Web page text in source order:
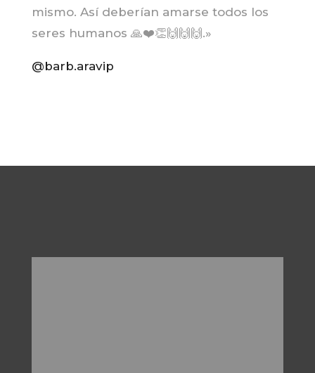
mismo. Así deberían amarse todos los
seres humanos 🙏❤️👏🙌🙌🙌.»
@barb.aravip